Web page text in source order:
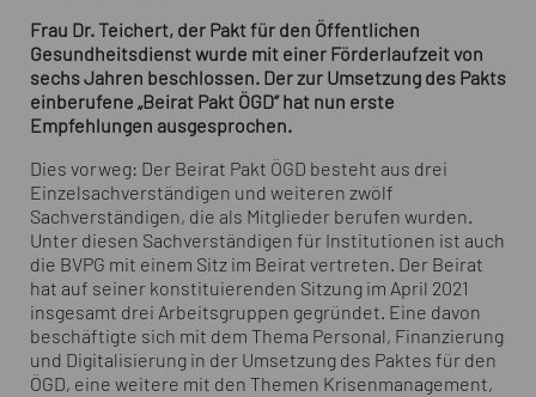
Frau Dr. Teichert, der Pakt für den Öffentlichen
Gesundheitsdienst wurde mit einer Förderlaufzeit von
sechs Jahren beschlossen. Der zur Umsetzung des Pakts
einberufene „Beirat Pakt ÖGD“ hat nun erste
Empfehlungen ausgesprochen.
Dies vorweg: Der Beirat Pakt ÖGD besteht aus drei
Einzelsachverständigen und weiteren zwölf
Sachverständigen, die als Mitglieder berufen wurden.
Unter diesen Sachverständigen für Institutionen ist auch
die BVPG mit einem Sitz im Beirat vertreten. Der Beirat
hat auf seiner konstituierenden Sitzung im April 2021
insgesamt drei Arbeitsgruppen gegründet. Eine davon
beschäftigte sich mit dem Thema Personal, Finanzierung
und Digitalisierung in der Umsetzung des Paktes für den
ÖGD, eine weitere mit den Themen Krisenmanagement,